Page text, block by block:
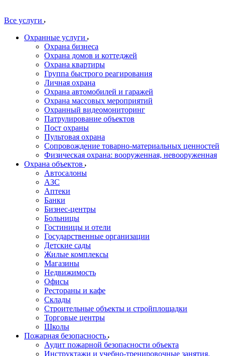
Все услуги
Охранные услуги
Охрана бизнеса
Охрана домов и коттеджей
Охрана квартиры
Группа быстрого реагирования
Личная охрана
Охрана автомобилей и гаражей
Охрана массовых мероприятий
Охранный видеомониторинг
Патрулирование объектов
Пост охраны
Пультовая охрана
Сопровождение товарно-материальных ценностей
Физическая охрана: вооруженная, невооруженная
Охрана объектов
Автосалоны
АЗС
Аптеки
Банки
Бизнес-центры
Больницы
Гостиницы и отели
Государственные организации
Детские сады
Жилые комплексы
Магазины
Недвижимость
Офисы
Рестораны и кафе
Склады
Строительные объекты и стройплощадки
Торговые центры
Школы
Пожарная безопасность
Аудит пожарной безопасности объекта
Инструктажи и учебно-тренировочные занятия.